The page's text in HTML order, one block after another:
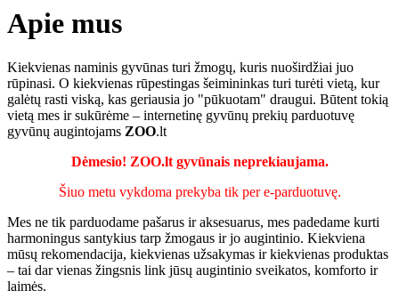
Apie mus
Kiekvienas naminis gyvūnas turi žmogų, kuris nuoširdžiai juo
rūpinasi. O kiekvienas rūpestingas šeimininkas turi turėti vietą, kur
galėtų rasti viską, kas geriausia jo "pūkuotam" draugui. Būtent tokią
vietą mes ir sukūrėme – internetinę gyvūnų prekių parduotuvę
gyvūnų augintojams ZOO.lt
Dėmesio! ZOO.lt gyvūnais neprekiaujama.
Šiuo metu vykdoma prekyba tik per e-parduotuvę.
Mes ne tik parduodame pašarus ir aksesuarus, mes padedame kurti
harmoningus santykius tarp žmogaus ir jo augintinio. Kiekviena
mūsų rekomendacija, kiekvienas užsakymas ir kiekvienas produktas
– tai dar vienas žingsnis link jūsų augintinio sveikatos, komforto ir
laimės.